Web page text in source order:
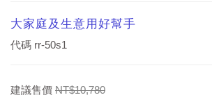
大家庭及生意用好幫手
代碼 rr-50s1
建議售價 NT$10,780